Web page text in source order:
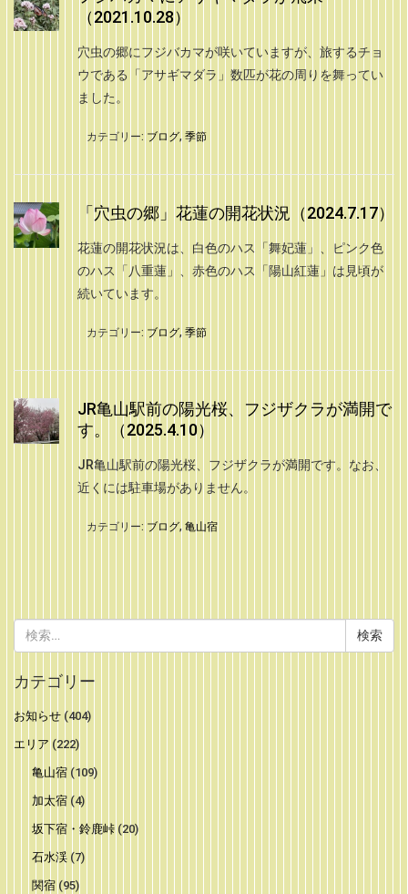
（2021.10.28）
穴虫の郷にフジバカマが咲いていますが、旅するチョ
ウである「アサギマダラ」数匹が花の周りを舞ってい
ました。
カテゴリー: ブログ, 季節
「穴虫の郷」花蓮の開花状況（2024.7.17）
花蓮の開花状況は、白色のハス「舞妃蓮」、ピンク色
のハス「八重蓮」、赤色のハス「陽山紅蓮」は見頃が
続いています。
カテゴリー: ブログ, 季節
JR亀山駅前の陽光桜、フジザクラが満開で
す。（2025.4.10）
JR亀山駅前の陽光桜、フジザクラが満開です。なお、
近くには駐車場がありません。
カテゴリー: ブログ, 亀山宿
索:
カテゴリー
お知らせ (404)
エリア (222)
亀山宿(109)
加太宿(4)
坂下宿・鈴鹿峠(20)
石水渓(7)
関宿(95)